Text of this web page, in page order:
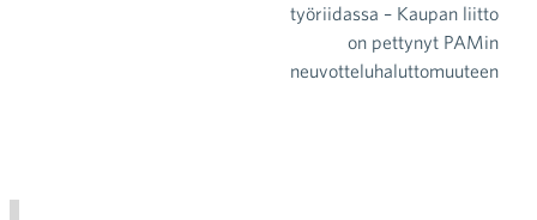
työriidassa – Kaupan liitto
on pettynyt PAMin
neuvotteluhaluttomuuteen